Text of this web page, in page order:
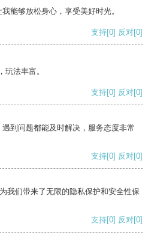
能够放松身心，享受美好时光。
支持[0] 反对[0]
法丰富。
支持[0] 反对[0]
到问题都能及时解决，服务态度非常
支持[0] 反对[0]
我们带来了无限的隐私保护和安全性保
支持[0] 反对[0]